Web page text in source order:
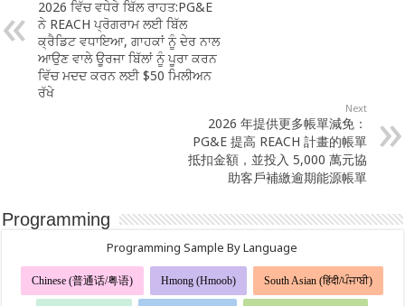
2026 ਵਿੱਚ ਵਧੇਰੇ ਬਿੱਲ ਰਾਹਤ:PG&E
ਨੇ REACH ਪ੍ਰੋਗਰਾਮ ਲਈ ਬਿੱਲ
ਕ੍ਰੈਡਿਟ ਵਧਾਇਆ, ਗਾਹਕਾਂ ਨੂੰ ਦੇਰ ਨਾਲ
ਆਉਣ ਵਾਲੇ ਊਰਜਾ ਬਿੱਲਾਂ ਨੂੰ ਪੂਰਾ ਕਰਨ
ਵਿੱਚ ਮਦਦ ਕਰਨ ਲਈ $50 ਮਿਲੀਅਨ
ਰੱਖੇ
Next
2026 年提供更多帳單減免：
PG&E 提高 REACH 計畫的帳單
抵扣金額，並投入 5,000 萬元協
助客戶補繳逾期能源帳單
Programming
Programming Sample By Language
Chinese (普通话/粤语) Hmong (Hmoob) South Asian (हिंदी/ਪੰਜਾਬੀ)